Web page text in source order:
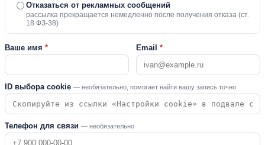
Отказаться от рекламных сообщений
рассылка прекращается немедленно после получения отказа (ст.
18 ФЗ-38)
Ваше имя * Email *
ID выбора cookie — необязательно, помогает найти вашу запись точно
Телефон для связи — необязательно